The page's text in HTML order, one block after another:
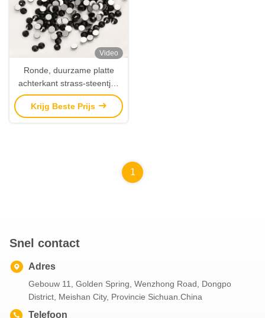
Video
Ronde, duurzame platte
achterkant strass-steentjes
in maten van 1,5 mm-10 mm
voor badge-, medaille- en
Krijg Beste Prijs
1
Snel contact
Adres
Gebouw 11, Golden Spring, Wenzhong Road, Dongpo
District, Meishan City, Provincie Sichuan.China
Telefoon